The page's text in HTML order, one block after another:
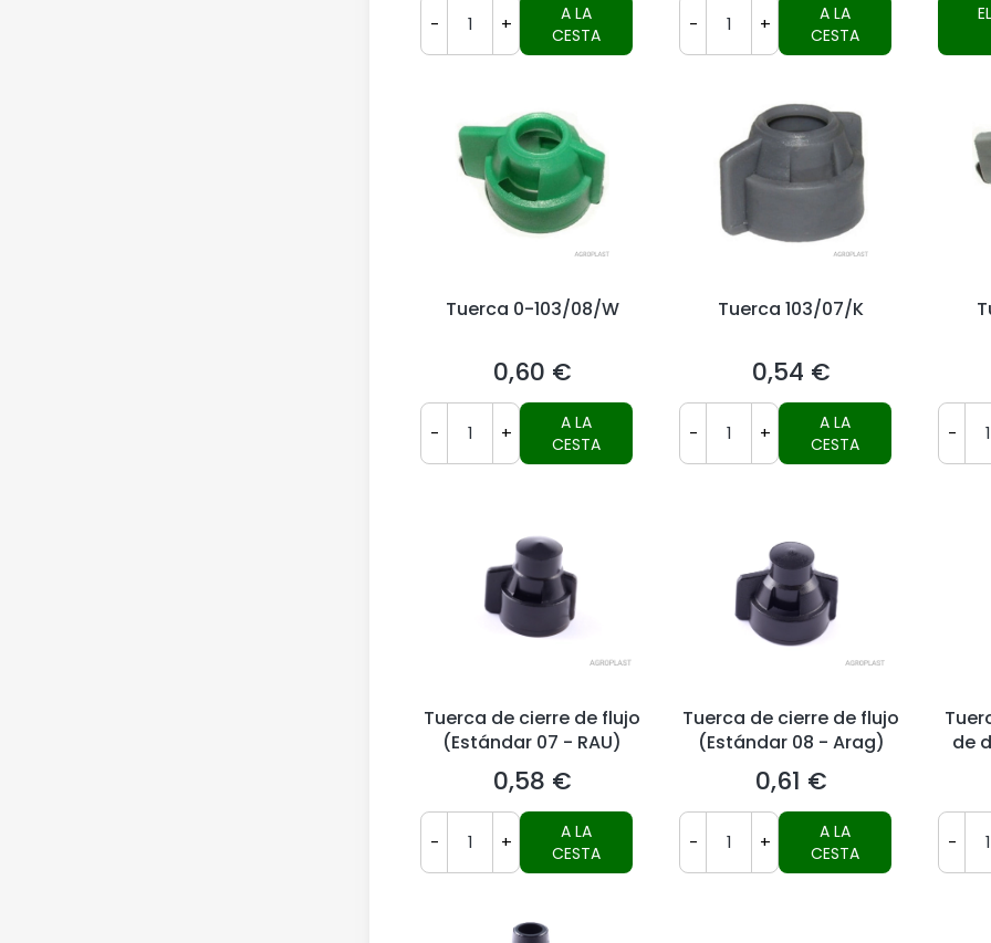
- +
A LA
CESTA
- +
A LA
CESTA
Tuerca 0-103/08/W
Precio
0,60 €
- +
A LA
CESTA
Tuerca 103/07/K
Precio
0,54 €
- +
A LA
CESTA
-
Tuerca de cierre de flujo
(Estándar 07 - RAU)
Precio
0,58 €
- +
A LA
CESTA
Tuerca de cierre de flujo
(Estándar 08 - Arag)
Precio
0,61 €
- +
A LA
CESTA
de
-